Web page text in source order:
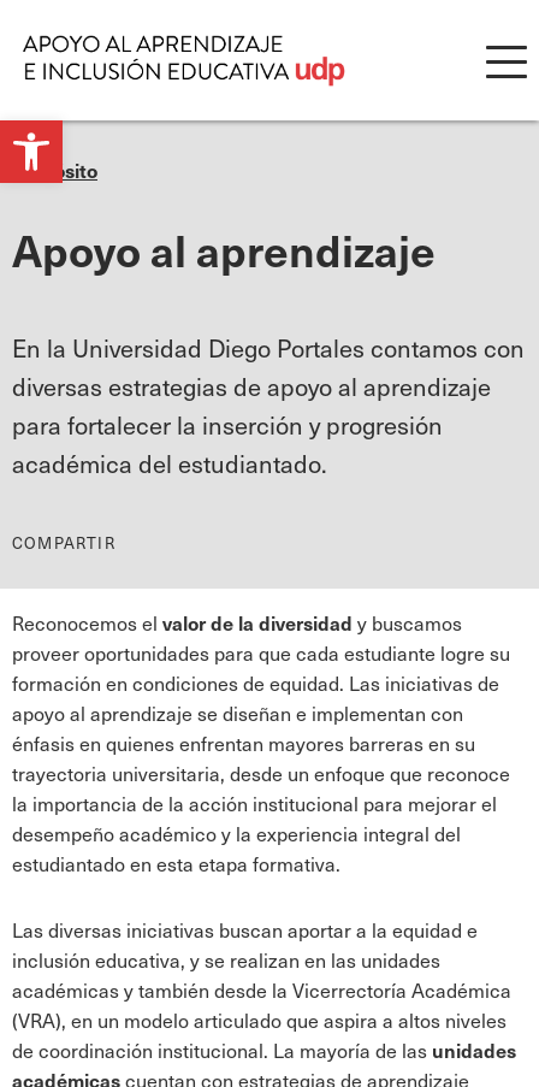
Propósito
Apoyo al aprendizaje
En la Universidad Diego Portales contamos con
diversas estrategias de apoyo al aprendizaje
para fortalecer la inserción y progresión
académica del estudiantado.
COMPARTIR
Reconocemos el valor de la diversidad y buscamos
proveer oportunidades para que cada estudiante logre su
formación en condiciones de equidad. Las iniciativas de
apoyo al aprendizaje se diseñan e implementan con
énfasis en quienes enfrentan mayores barreras en su
trayectoria universitaria, desde un enfoque que reconoce
la importancia de la acción institucional para mejorar el
desempeño académico y la experiencia integral del
estudiantado en esta etapa formativa.
Las diversas iniciativas buscan aportar a la equidad e
inclusión educativa, y se realizan en las unidades
académicas y también desde la Vicerrectoría Académica
(VRA), en un modelo articulado que aspira a altos niveles
de coordinación institucional. La mayoría de las unidades
académicascuentan con estrategias de aprendizaje
Open
toolbar